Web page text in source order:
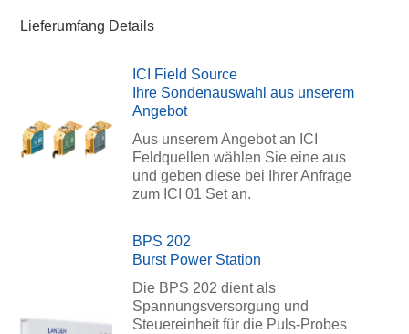
Lieferumfang Details
ICI Field Source
Ihre Sondenauswahl aus unserem
Angebot
Aus unserem Angebot an ICI
Feldquellen wählen Sie eine aus
und geben diese bei Ihrer Anfrage
zum ICI 01 Set an.
BPS 202
Burst Power Station
Die BPS 202 dient als
Spannungsversorgung und
Steuereinheit für die Puls-Probes